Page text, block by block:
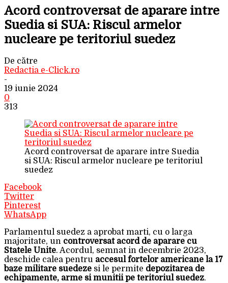
Acord controversat de aparare intre
Suedia si SUA: Riscul armelor
nucleare pe teritoriul suedez
De către
Redactia e-Click.ro
-
19 iunie 2024
0
313
Acord controversat de aparare intre Suedia
si SUA: Riscul armelor nucleare pe teritoriul
suedez
Facebook
Twitter
Pinterest
WhatsApp
Parlamentul suedez a aprobat marti, cu o larga
majoritate, un controversat acord de aparare cu
Statele Unite. Acordul, semnat in decembrie 2023,
deschide calea pentru accesul fortelor americane la 17
baze militare suedeze si le permite depozitarea de
echipamente, arme si munitii pe teritoriul suedez.